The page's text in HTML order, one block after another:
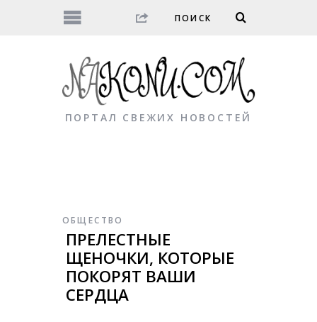
ПОРТАЛ СВЕЖИХ НОВОСТЕЙ
ОБЩЕСТВО
ПРЕЛЕСТНЫЕ
ЩЕНОЧКИ, КОТОРЫЕ
ПОКОРЯТ ВАШИ
СЕРДЦА